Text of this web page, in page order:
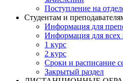
Поступление на
Студентам и
Информация для
Информация для всех
1 курс
2 курс
Сроки и расписание
Закрытый раздел